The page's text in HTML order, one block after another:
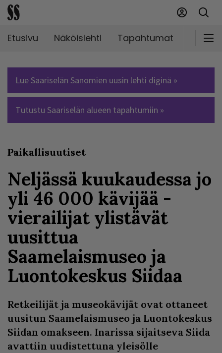
Etusivu Näköislehti Tapahtumat
Lue Saariselän Sanomien uusin lehti diginä »
Tutustu Saariselän alueen tapahtumiin »
Paikallisuutiset
Neljässä kuukaudessa jo
yli 46 000 kävijää -
vierailijat ylistävät
uusittua
Saamelaismuseo ja
Luontokeskus Siidaa
Retkeilijät ja museokävijät ovat ottaneet
uusitun Saamelaismuseo ja Luontokeskus
Siidan omakseen. Inarissa sijaitseva Siida
avattiin uudistettuna yleisölle